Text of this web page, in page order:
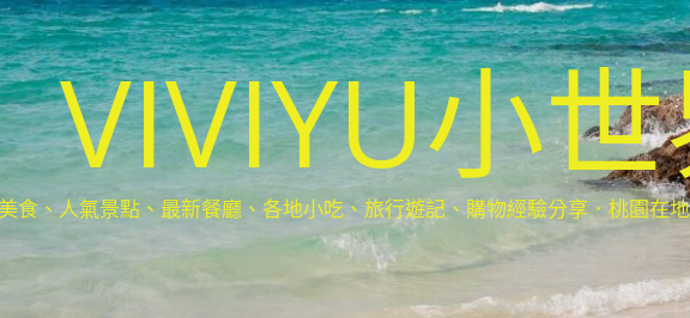
VIVIYU小
食、人氣景點、最新餐廳、各地小吃、旅行遊記、購物經驗分享．桃園在